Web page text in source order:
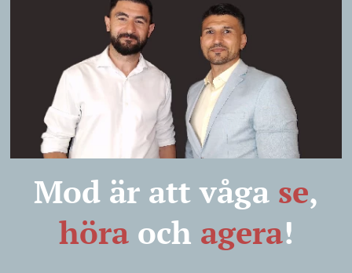
Mod är att våga se,
höra och agera!